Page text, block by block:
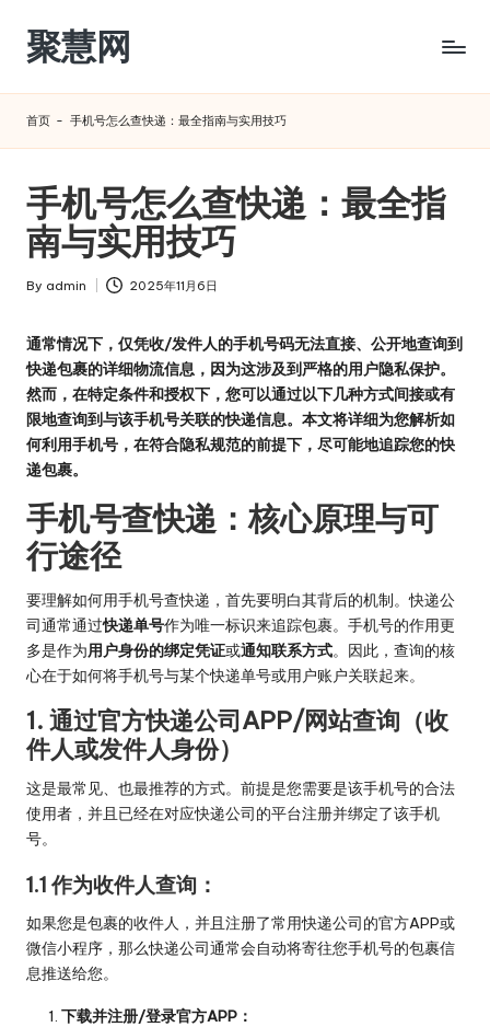
Skip
content
聚慧网
首页 - 手机号怎么查快递：最全指南与实用技巧
手机号怎么查快递：最全指
南与实用技巧
Posted
By admin 2025年11月6日
通常情况下，仅凭收/发件人的手机号码无法直接、公开地查询到
快递包裹的详细物流信息，因为这涉及到严格的用户隐私保护。
然而，在特定条件和授权下，您可以通过以下几种方式间接或有
限地查询到与该手机号关联的快递信息。本文将详细为您解析如
何利用手机号，在符合隐私规范的前提下，尽可能地追踪您的快
递包裹。
手机号查快递：核心原理与可
行途径
要理解如何用手机号查快递，首先要明白其背后的机制。快递公
司通常通过快递单号作为唯一标识来追踪包裹。手机号的作用更
多是作为用户身份的绑定凭证或通知联系方式。因此，查询的核
心在于如何将手机号与某个快递单号或用户账户关联起来。
1. 通过官方快递公司APP/网站查询（收
件人或发件人身份）
这是最常见、也最推荐的方式。前提是您需要是该手机号的合法
使用者，并且已经在对应快递公司的平台注册并绑定了该手机
号。
1.1 作为收件人查询：
如果您是包裹的收件人，并且注册了常用快递公司的官方APP或
微信小程序，那么快递公司通常会自动将寄往您手机号的包裹信
息推送给您。
下载并注册/登录官方APP：